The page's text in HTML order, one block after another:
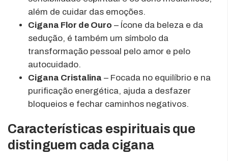
além de cuidar das emoções.
Cigana Flor de Ouro – Ícone da beleza e da
sedução, é também um símbolo da
transformação pessoal pelo amor e pelo
autocuidado.
Cigana Cristalina – Focada no equilíbrio e na
purificação energética, ajuda a desfazer
bloqueios e fechar caminhos negativos.
Características espirituais que
distinguem cada cigana